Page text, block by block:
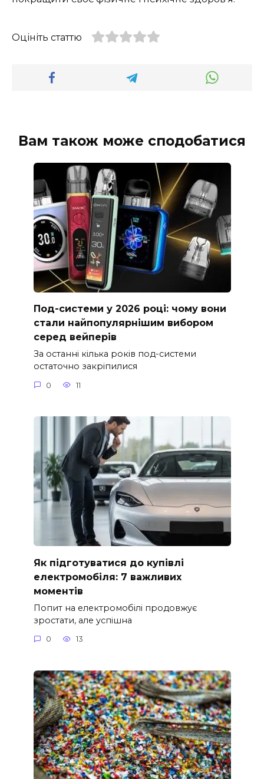
Оцініть статтю
Вам також може сподобатися
Под-системи у 2026 році: чому вони
стали найпопулярнішим вибором
серед вейперів
За останні кілька років под-системи
остаточно закріпилися
0 11
Як підготуватися до купівлі
електромобіля: 7 важливих
моментів
Попит на електромобілі продовжує
зростати, але успішна
0 13